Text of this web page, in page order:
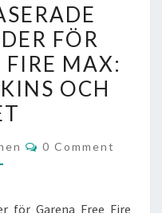
FÖR
FIRE MAX:
OCH
Comments
0 Comment
för Garena Free Fire